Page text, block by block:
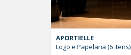
APORTIELLE
Logo e Papelaria (6 itens)